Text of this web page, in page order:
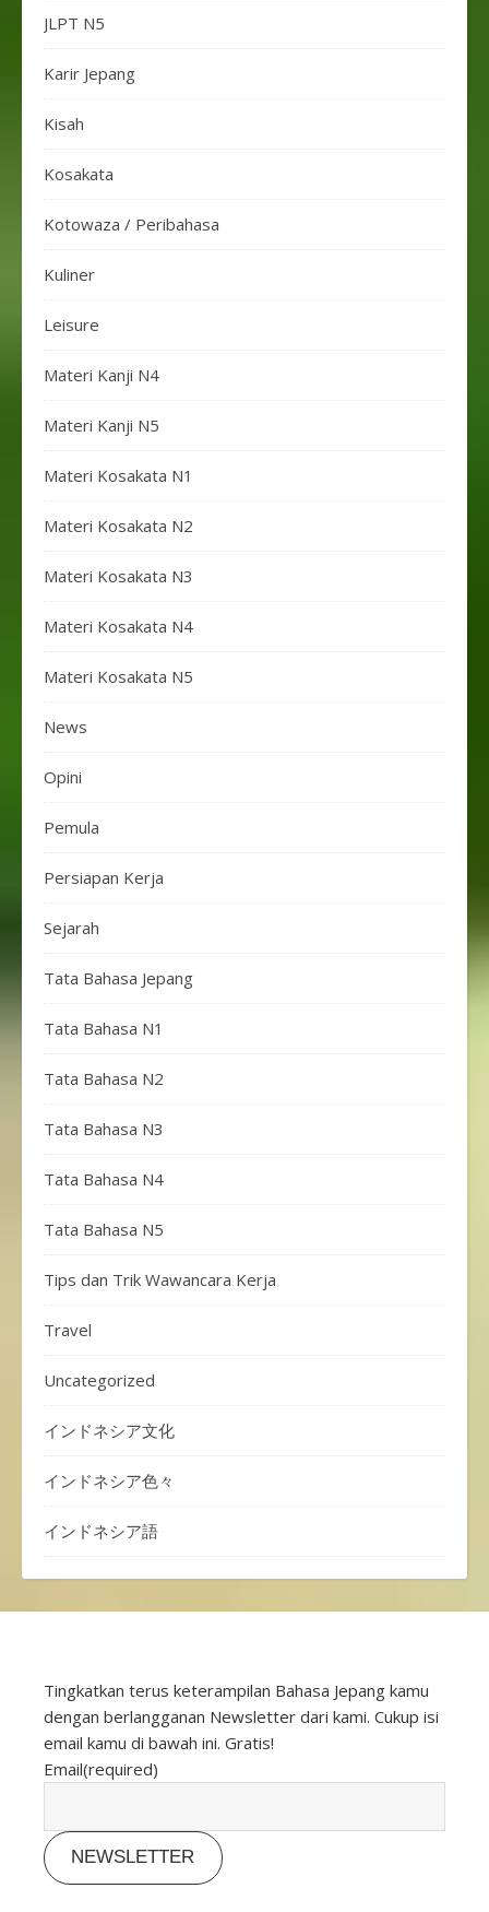
JLPT N5
Karir Jepang
Kisah
Kosakata
Kotowaza / Peribahasa
Kuliner
Leisure
Materi Kanji N4
Materi Kanji N5
Materi Kosakata N1
Materi Kosakata N2
Materi Kosakata N3
Materi Kosakata N4
Materi Kosakata N5
News
Opini
Pemula
Persiapan Kerja
Sejarah
Tata Bahasa Jepang
Tata Bahasa N1
Tata Bahasa N2
Tata Bahasa N3
Tata Bahasa N4
Tata Bahasa N5
Tips dan Trik Wawancara Kerja
Travel
Uncategorized
インドネシア文化
インドネシア色々
インドネシア語
Tingkatkan terus keterampilan Bahasa Jepang kamu
dengan berlangganan Newsletter dari kami. Cukup isi
email kamu di bawah ini. Gratis!
Email(required)
NEWSLETTER